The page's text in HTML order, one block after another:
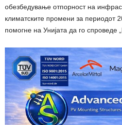
обезбедување отпорност на
климатските промени за периодот
помогне на Унијата да го спроведе